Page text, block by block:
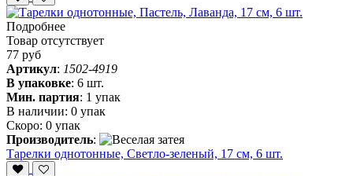
Подробнее
Товар отсутствует
77 руб
Артикул: 1502-4919
В упаковке: 6 шт.
Мин. партия: 1 упак
В наличии: 0 упак
Скоро: 0 упак
Производитель:
Тарелки однотонные, Светло-зеленый, 17 см, 6 шт.